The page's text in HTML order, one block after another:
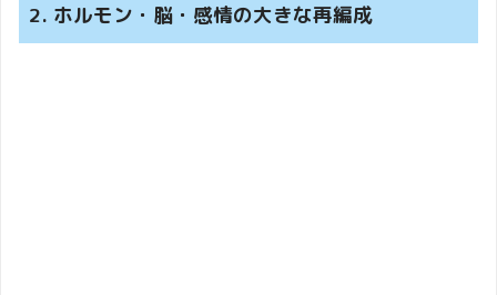
2. ホルモン・脳・感情の大きな再編成